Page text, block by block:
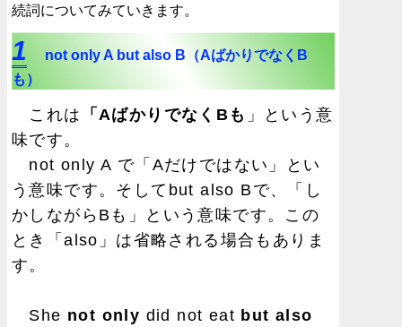
続詞についてみていきます。
1
not only A but also B（AばかりでなくB
も）
これは 「AばかりでなくBも 」という意
味です。
not only A で「Aだけではない」とい
う意味です。そしてbut also Bで、「し
かしながらBも」という意味です。この
とき「also」は省略される場合もありま
す。
She not only did not eat but also